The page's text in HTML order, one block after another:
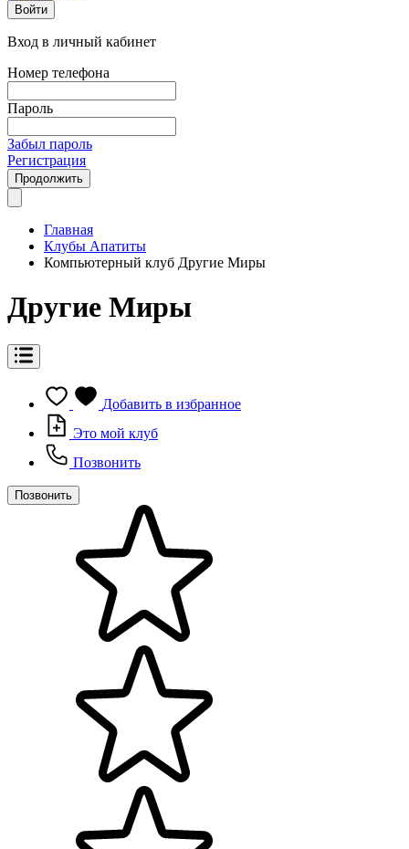
Войти
Вход в личный кабинет
Номер телефона
Пароль
Забыл пароль
Регистрация
Продолжить
Главная
Клубы Апатиты
Компьютерный клуб Другие Миры
Другие Миры
Добавить в избранное
Это мой клуб
Позвонить
Позвонить